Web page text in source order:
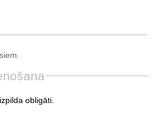
obligāti.